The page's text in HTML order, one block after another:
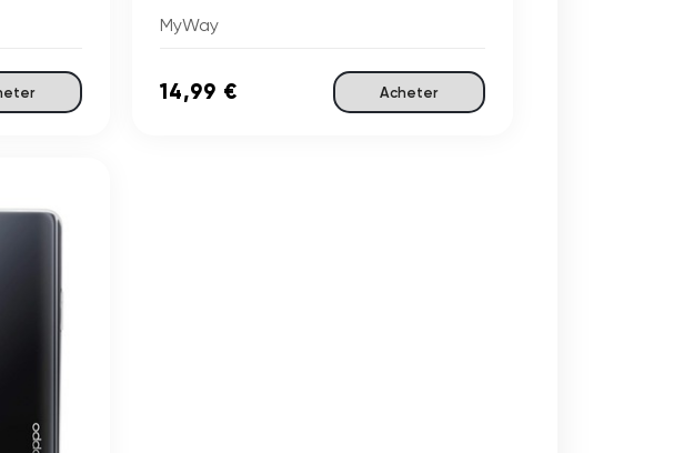
MyWay
14,99 € Acheter